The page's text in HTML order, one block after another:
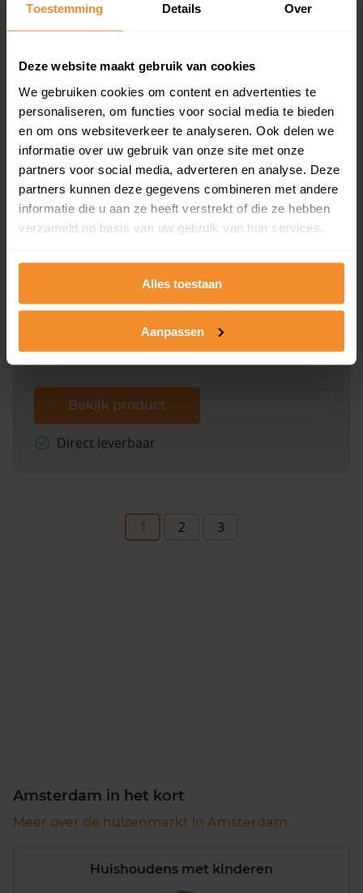
Toestemming Details Over
Deze website maakt gebruik van cookies
We gebruiken cookies om content en advertenties te
personaliseren, om functies voor social media te bieden
en om ons websiteverkeer te analyseren. Ook delen we
informatie over uw gebruik van onze site met onze
partners voor social media, adverteren en analyse. Deze
partners kunnen deze gegevens combineren met andere
informatie die u aan ze heeft verstrekt of die ze hebben
verzameld op basis van uw gebruik van hun services.
Alles toestaan
Aanpassen
en koopdatum) binnen een postcodegebied. Dit
inclusief een jaar lang gratis updates van nieuwe
Bekijk product
Direct leverbaar
Kadastrale kaart pakket
Alleen globale ligging perceel
omliggende percelen met de kadastrale erfgrenzen,
dit inclusief de luchtfoto!
Bekijk product
Direct leverbaar
1 2 3
Amsterdam in het kort
Meer over de huizenmarkt in Amsterdam
Huishoudens met kinderen